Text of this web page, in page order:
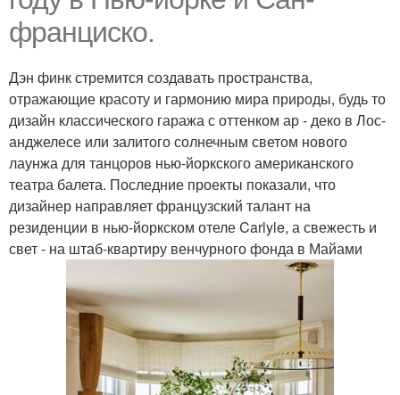
франциско.
Дэн финк стремится создавать пространства,
отражающие красоту и гармонию мира природы, будь то
дизайн классического гаража с оттенком ар - деко в Лос-
анджелесе или залитого солнечным светом нового
лаунжа для танцоров нью-йоркского американского
театра балета. Последние проекты показали, что
дизайнер направляет французский талант на
резиденции в нью-йоркском отеле Carlyle, а свежесть и
свет - на штаб-квартиру венчурного фонда в Майами